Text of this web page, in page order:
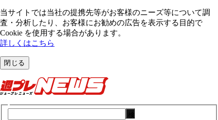
当サイトでは当社の提携先等がお客様のニーズ等について調
査・分析したり、お客様にお勧めの広告を表⽰する⽬的で
Cookie を使⽤する場合があります。
詳しくはこちら
閉じる